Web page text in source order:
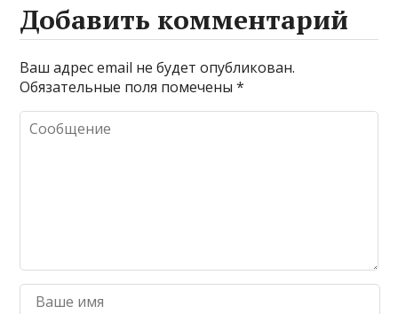
Добавить комментарий
Ваш адрес email не будет опубликован.
Обязательные поля помечены*